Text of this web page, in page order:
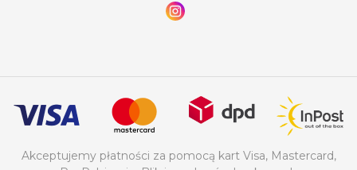
Akceptujemy płatności za pomocą kart Visa, Mastercard,